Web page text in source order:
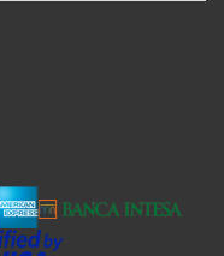
u cilju poboljšanja